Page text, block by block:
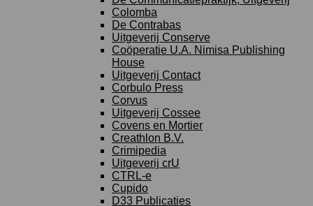
Colomba
De Contrabas
Uitgeverij Conserve
Coöperatie U.A. Nimisa Publishing
House
Uitgeverij Contact
Corbulo Press
Corvus
Uitgeverij Cossee
Covens en Mortier
Creathlon B.V.
Crimipedia
Uitgeverij crU
CTRL-e
Cupido
D33 Publicaties